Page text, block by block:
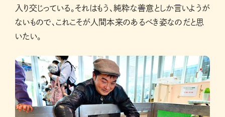
入り交じっている。それはもう、純粋な善意としか言いようが
ないもので、これこそが人間本来のあるべき姿なのだと思
いたい。